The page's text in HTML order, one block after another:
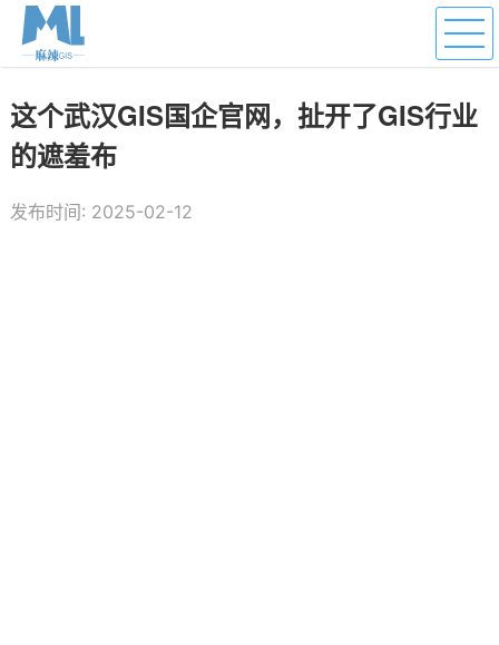
这个武汉GIS国企官网，扯开了GIS行业
的遮羞布
发布时间: 2025-02-12